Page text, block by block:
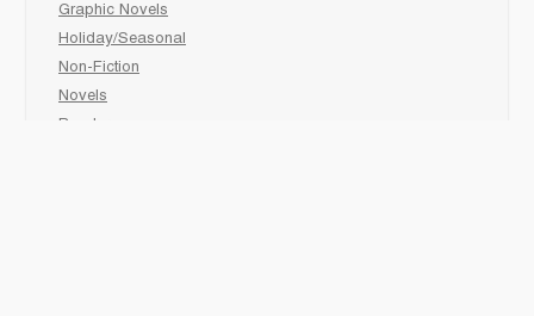
Graphic Novels
Holiday/Seasonal
Non-Fiction
Novels
Readers